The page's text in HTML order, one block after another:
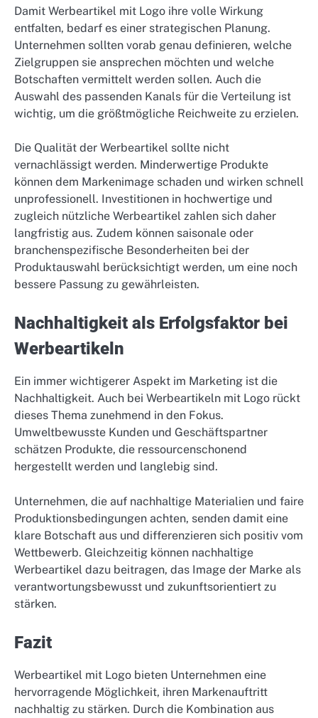
Damit Werbeartikel mit Logo ihre volle Wirkung
entfalten, bedarf es einer strategischen Planung.
Unternehmen sollten vorab genau definieren, welche
Zielgruppen sie ansprechen möchten und welche
Botschaften vermittelt werden sollen. Auch die
Auswahl des passenden Kanals für die Verteilung ist
wichtig, um die größtmögliche Reichweite zu erzielen.
Die Qualität der Werbeartikel sollte nicht
vernachlässigt werden. Minderwertige Produkte
können dem Markenimage schaden und wirken schnell
unprofessionell. Investitionen in hochwertige und
zugleich nützliche Werbeartikel zahlen sich daher
langfristig aus. Zudem können saisonale oder
branchenspezifische Besonderheiten bei der
Produktauswahl berücksichtigt werden, um eine noch
bessere Passung zu gewährleisten.
Nachhaltigkeit als Erfolgsfaktor bei
Werbeartikeln
Ein immer wichtigerer Aspekt im Marketing ist die
Nachhaltigkeit. Auch bei Werbeartikeln mit Logo rückt
dieses Thema zunehmend in den Fokus.
Umweltbewusste Kunden und Geschäftspartner
schätzen Produkte, die ressourcenschonend
hergestellt werden und langlebig sind.
Unternehmen, die auf nachhaltige Materialien und faire
Produktionsbedingungen achten, senden damit eine
klare Botschaft aus und differenzieren sich positiv vom
Wettbewerb. Gleichzeitig können nachhaltige
Werbeartikel dazu beitragen, das Image der Marke als
verantwortungsbewusst und zukunftsorientiert zu
stärken.
Fazit
Werbeartikel mit Logo bieten Unternehmen eine
hervorragende Möglichkeit, ihren Markenauftritt
nachhaltig zu stärken. Durch die Kombination aus